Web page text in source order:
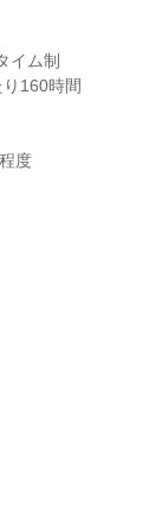
イム制
160時間
度